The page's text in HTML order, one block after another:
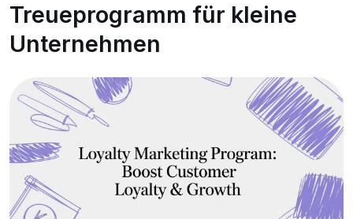
Treueprogramm für kleine
Unternehmen